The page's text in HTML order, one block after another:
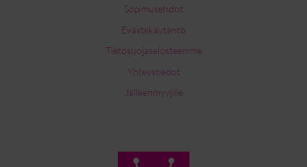
Sopimusehdot
Evästekäytäntö
Tietosuojaselosteemme
Yhteystiedot
Jälleenmyyjille